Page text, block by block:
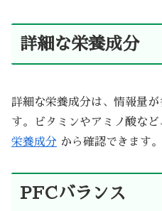
詳細な栄養成分
詳細な栄養成分は、情報量
す。ビタミンやアミノ酸な
栄養成分 から確認できます。
PFCバランス